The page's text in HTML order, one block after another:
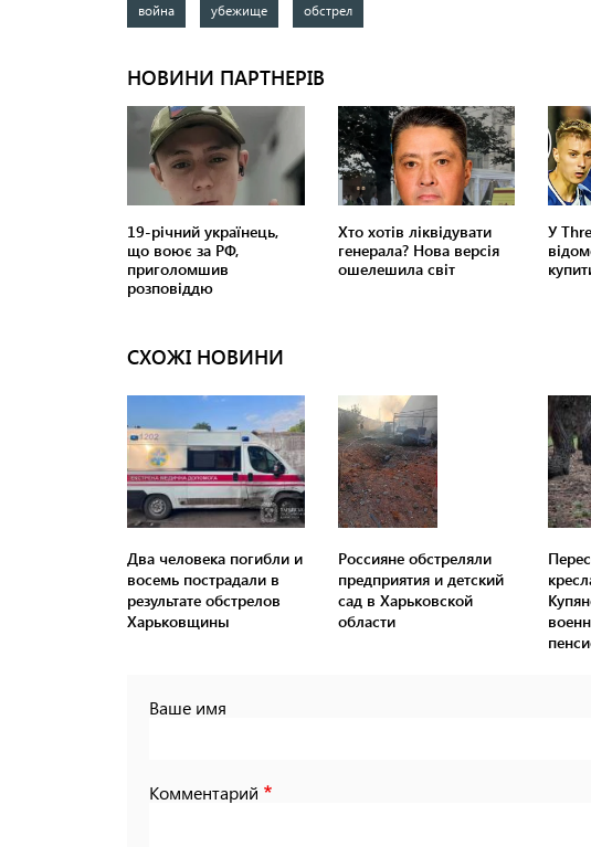
война убежище обстрел
СХОЖІ НОВИНИ
Два человека погибли и
восемь пострадали в
результате обстрелов
Харьковщины
Россияне обстреляли
предприятия и детский
сад в Харьковской
области
Ваше имя
Комментарий